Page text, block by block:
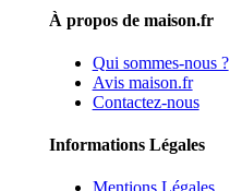
À propos de maison.fr
Qui sommes-nous ?
Avis maison.fr
Contactez-nous
Informations Légales